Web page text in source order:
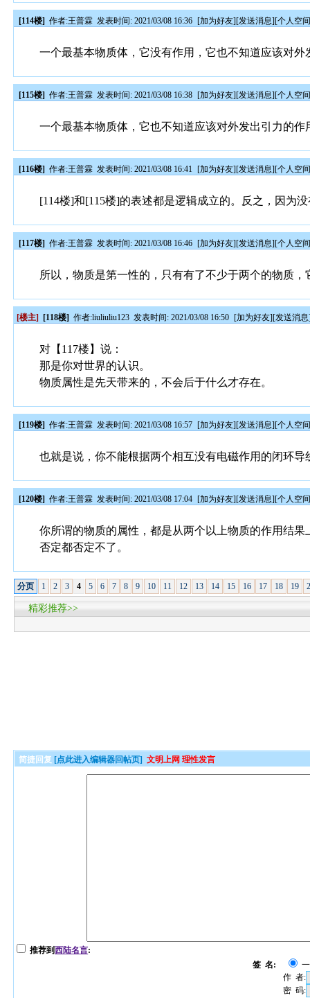
[114楼] 作者:王普霖 发表时间: 2021/03/08 16:36 [加为好友][发送消息][个人空
一个最基本物质体，它没有作用，它也不知道应该对外
[115楼] 作者:王普霖 发表时间: 2021/03/08 16:38 [加为好友][发送消息][个人空
一个最基本物质体，它也不知道应该对外发出引力的作
[116楼] 作者:王普霖 发表时间: 2021/03/08 16:41 [加为好友][发送消息][个人空
[114楼]和[115楼]的表述都是逻辑成立的。反之，因为
[117楼] 作者:王普霖 发表时间: 2021/03/08 16:46 [加为好友][发送消息][个人空
所以，物质是第一性的，只有有了不少于两个的物质
[楼主] [118楼] 作者:liuliuliu123 发表时间: 2021/03/08 16:50 [加为好友][发送消息
对【117楼】说：
那是你对世界的认识。
物质属性是先天带来的，不会后于什么才存在。
[119楼] 作者:王普霖 发表时间: 2021/03/08 16:57 [加为好友][发送消息][个人空
也就是说，你不能根据两个相互没有电磁作用的闭环
[120楼] 作者:王普霖 发表时间: 2021/03/08 17:04 [加为好友][发送消息][个人空
你所谓的物质的属性，都是从两个以上物质的作用结
否定都否定不了。
分页 1 2 3 4 5 6 7 8 9 10 11 12 13 14 15 16 17 18 19
精彩推荐>>
简捷回复 [点此进入编辑器回帖页] 文明上网 理性发言
推荐到西陆名言:
签 名:
作 者:
密 码: